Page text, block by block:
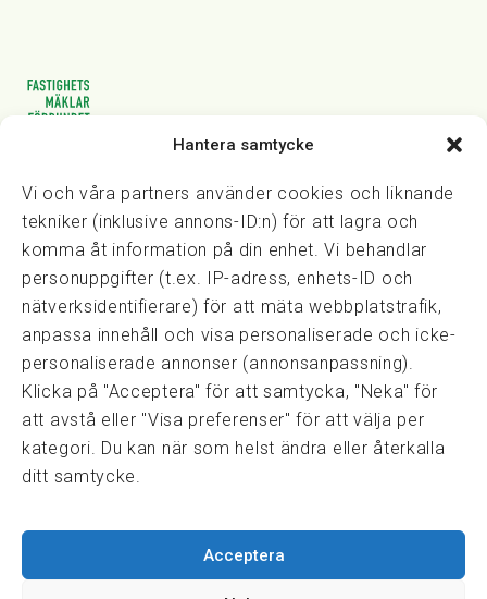
Hantera samtycke
Vi och våra partners använder cookies och liknande
tekniker (inklusive annons-ID:n) för att lagra och
komma åt information på din enhet. Vi behandlar
personuppgifter (t.ex. IP-adress, enhets-ID och
nätverksidentifierare) för att mäta webbplatstrafik,
anpassa innehåll och visa personaliserade och icke-
personaliserade annonser (annonsanpassning).
Klicka på "Acceptera" för att samtycka, "Neka" för
att avstå eller "Visa preferenser" för att välja per
kategori. Du kan när som helst ändra eller återkalla
ditt samtycke.
Acceptera
Vasagatan 28, 111 20 Stockholm
kansli@fmf.se
Snabblänkar
Prisexempel
Medarbetare
Policies & integritet
Information om Cookie-hantering och Google Analytics
Integritetspolicy
Dataskyddsförordningen
Samarbeten